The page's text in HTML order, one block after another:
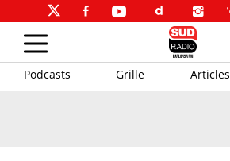
Podcasts Grille Articles